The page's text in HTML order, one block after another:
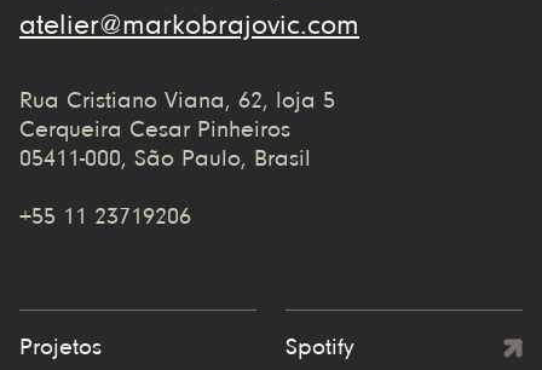
atelier@markobrajovic.com
Rua Cristiano Viana, 62, loja 5
Cerqueira Cesar Pinheiros
05411-000, São Paulo, Brasil
+55 11 23719206
Projetos
Spotify